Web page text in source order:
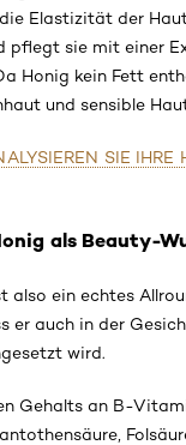
Elastizität der
pflegt sie mit einer
Honig kein Fett
und sensible
SIE IHRE
als Beauty-
also ein echtes
er auch in der
wird.
Gehalts an B-